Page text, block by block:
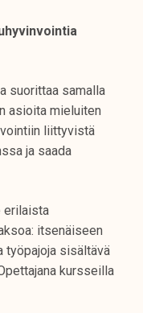
suorittaa samalla
asioita mieluiten
liittyvistä
ja saada
erilaista
itsenäiseen
työpajoja sisältävä
kursseilla